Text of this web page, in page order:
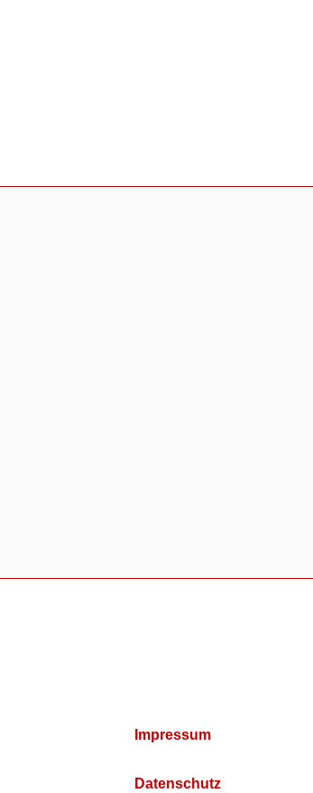
Impressum
Datenschutz